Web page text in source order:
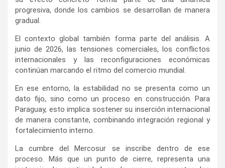
progresiva, donde los cambios se desarrollan de manera
gradual.
El contexto global también forma parte del análisis. A
junio de 2026, las tensiones comerciales, los conflictos
internacionales y las reconfiguraciones económicas
continúan marcando el ritmo del comercio mundial.
En ese entorno, la estabilidad no se presenta como un
dato fijo, sino como un proceso en construcción. Para
Paraguay, esto implica sostener su inserción internacional
de manera constante, combinando integración regional y
fortalecimiento interno.
La cumbre del Mercosur se inscribe dentro de ese
proceso. Más que un punto de cierre, representa una